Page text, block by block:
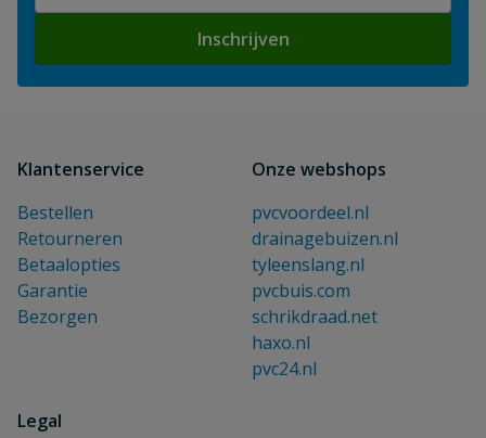
Inschrijven
Klantenservice
Bestellen
Retourneren
Betaalopties
Garantie
Bezorgen
Onze webshops
pvcvoordeel.nl
drainagebuizen.nl
tyleenslang.nl
pvcbuis.com
schrikdraad.net
haxo.nl
pvc24.nl
Legal